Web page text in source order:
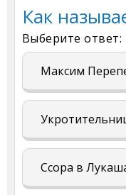
Как
Выберите ответ:
Максим
Ссора в